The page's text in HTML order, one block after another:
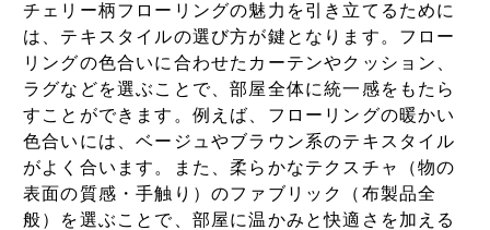
チェリー柄フローリングの魅力を引き立てるために
は、テキスタイルの選び方が鍵となります。フロー
リングの色合いに合わせたカーテンやクッション、
ラグなどを選ぶことで、部屋全体に統一感をもたら
すことができます。例えば、フローリングの暖かい
色合いには、ベージュやブラウン系のテキスタイル
がよく合います。また、柔らかなテクスチャ（物の
表面の質感・手触り）のファブリック（布製品全
般）を選ぶことで、部屋に温かみと快適さを加える